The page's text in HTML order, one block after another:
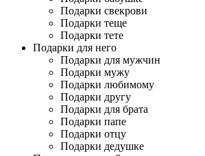
Подарки свекрови
Подарки теще
Подарки тете
Подарки для него
Подарки для мужчин
Подарки мужу
Подарки любимому
Подарки другу
Подарки для брата
Подарки папе
Подарки отцу
Подарки дедушке